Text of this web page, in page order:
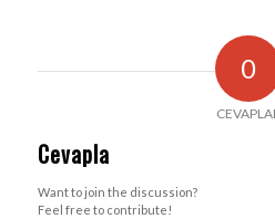
0
Cevapla
Want to join the discussion?
Feel free to contribute!